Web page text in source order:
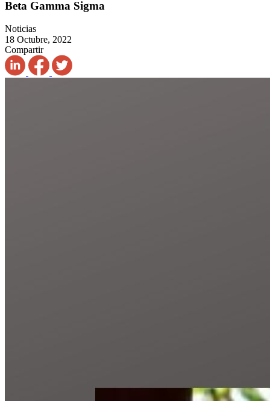
Beta Gamma Sigma
Noticias
18 Octubre, 2022
Compartir